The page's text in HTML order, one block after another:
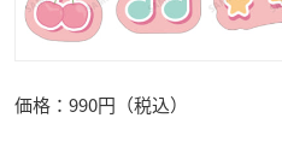
価格：990円（税込）